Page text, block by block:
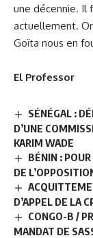
une décennie. Il
actuellement.
Goïta nous en
El Professor
SÉNÉGAL :
D’UNE
KARIM WADE
BÉNIN :
DE
D’APPEL DE LA
CONGO-B /
MANDAT DE